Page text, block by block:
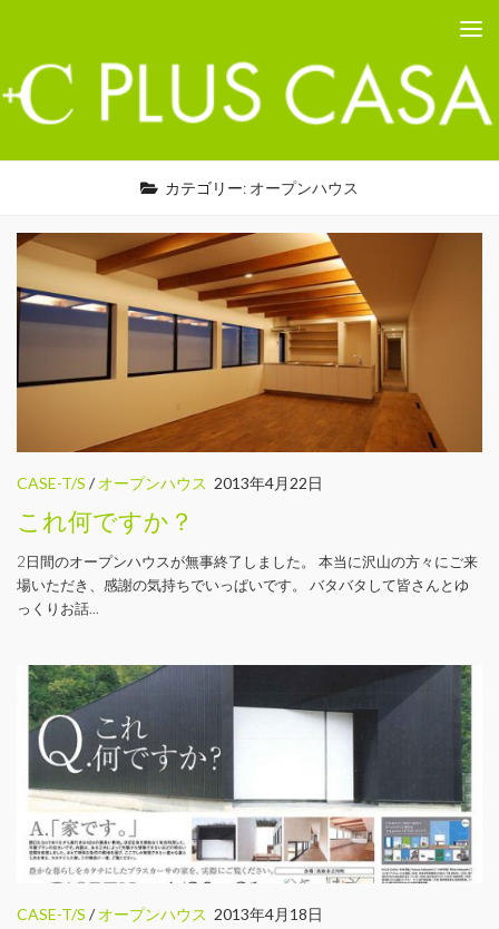
カテゴリー: オープンハウス
CASE-T/S /オープンハウス 2013年4月22日
これ何ですか？
2日間のオープンハウスが無事終了しました。 本当に沢山の方々にご来
場いただき、感謝の気持ちでいっぱいです。 バタバタして皆さんとゆ
っくりお話...
CASE-T/S /オープンハウス 2013年4月18日